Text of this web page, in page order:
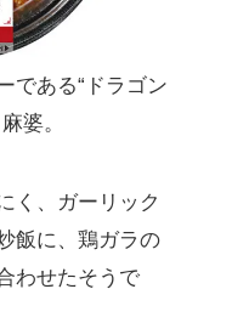
である“ドラゴン
婆。
く、ガーリック
飯に、鶏ガラの
わせたそうで